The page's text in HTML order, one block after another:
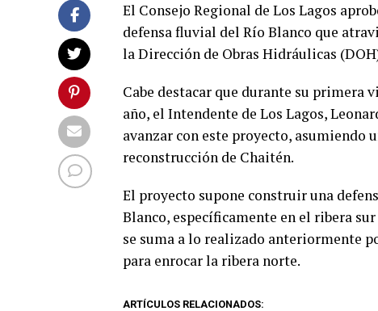
El Consejo Regional de Los Lagos
defensa fluvial del Río Blanco que
la Dirección de Obras Hidráulicas
Cabe destacar que durante su primera
año, el Intendente de Los Lagos,
avanzar con este proyecto, asumiendo
reconstrucción de Chaitén.
El proyecto supone construir una
Blanco, específicamente en el ribera
se suma a lo realizado anteriormente
para enrocar la ribera norte.
ARTÍCULOS RELACIONADOS: